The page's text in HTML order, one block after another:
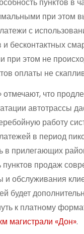
пунктов в
при этом
с
бесконтактных
при этом не
оплаты не
что
автотрассы
работу
в период
в прилегающих
продаж
и обслуживания
будет
к платному
магистрали «Дон».